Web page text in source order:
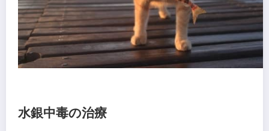
水銀中毒の治療